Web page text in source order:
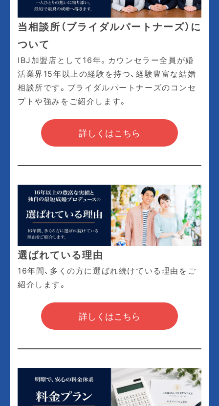
当相談所（ブライダルパートナーズ）に
ついて
IBJ加盟店として16年。カウンセラー全員が婚
活業界15年以上の経験を持つ、経験豊富な結婚
相談所です。ブライダルパートナーズのコンセ
プトや強みをご紹介します。
詳しくはこちら
選ばれている理由
16年間、多くの方に選ばれ続けている理由をご
紹介します。
詳しくはこちら